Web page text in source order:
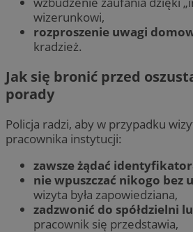
wizerunkowi,
rozproszenie uwagi
kradzież.
Jak się bronić przed
porady
Policja radzi, aby w przypadku
pracownika instytucji:
zawsze żądać
nie wpuszczać nikogo bez
wizyta była zapowiedziana,
zadzwonić do spółdzielni
pracownik się przedstawia,